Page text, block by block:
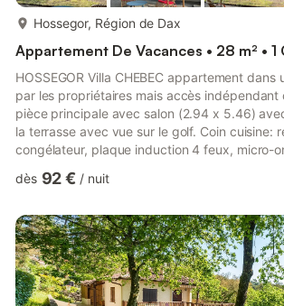
Hossegor, Région de Dax
Appartement De Vacances • 28 m² • 1
HOSSEGOR Villa CHEBEC appartement dans
par les propriétaires mais accès indépendant
pièce principale avec salon (2.94 x 5.46)
la terrasse avec vue sur le golf. Coin cuisine:
congélateur, plaque induction 4 feux, micro-
ouvrant sur façade et jardin côté rue du golf :
(2.17 x 0.90): douche et vasque. WC
mains. Dans le jardin, un rack pour stationner
dès 92 € / nuit